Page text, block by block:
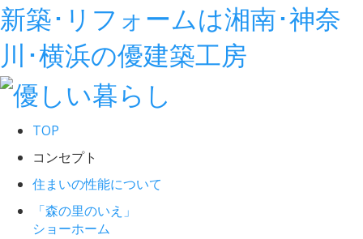
新築･リフォームは湘南･神奈
川･横浜の優建築工房
TOP
コンセプト
住まいの性能について
「森の里のいえ」
ショーホーム